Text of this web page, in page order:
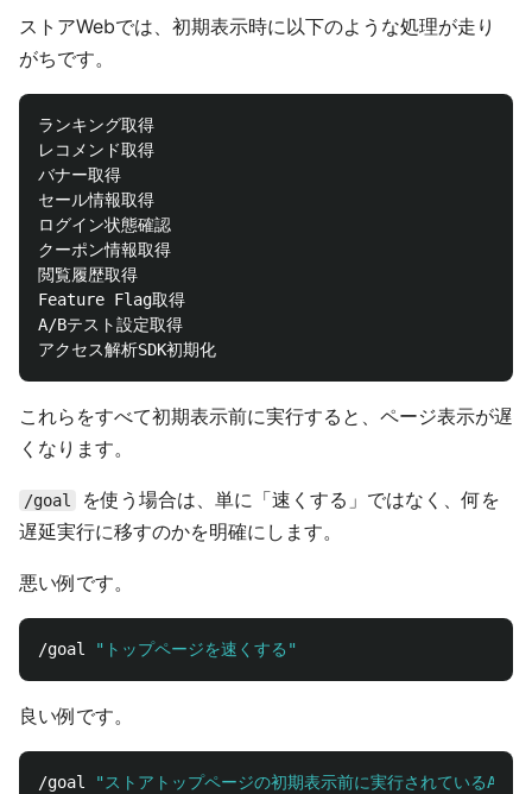
ストアWebでは、初期表示時に以下のような処理が走り
がちです。
ランキング取得
レコメンド取得
バナー取得
セール情報取得
ログイン状態確認
クーポン情報取得
閲覧履歴取得
Feature Flag取得
A/Bテスト設定取得
これらをすべて初期表示前に実行すると、ページ表示が遅
くなります。
/goal
を使う場合は、単に「速くする」ではなく、何を
遅延実行に移すのかを明確にします。
悪い例です。
/goal "トップページを速くする"
良い例です。
/goal "ストアトップページの初期表示前に実行されているAPI